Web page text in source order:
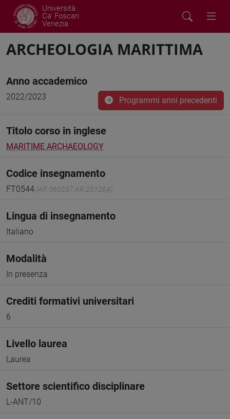
Università
Ca' Foscari
Venezia
ARCHEOLOGIA MARITTIMA
Anno accademico
2022/2023 Programmi anni precedenti
Titolo corso in inglese
MARITIME ARCHAEOLOGY
Codice insegnamento
FT0544 (AF:360357 AR:201264)
Lingua di insegnamento
Italiano
Modalità
In presenza
Crediti formativi universitari
6
Livello laurea
Laurea
Settore scientifico disciplinare
L-ANT/10